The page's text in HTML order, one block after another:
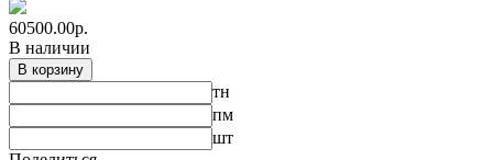
60500.00р.
В наличии
В корзину
тн
пм
шт